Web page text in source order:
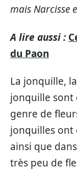
mais Narcisse
A lire aussi :
du Paon
La jonquille,
jonquille sont
genre de
jonquilles ont
ainsi que
très peu de